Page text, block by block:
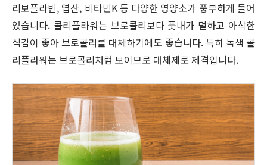
리보플라빈, 엽산, 비타민K 등 다양한 영양소가 풍부하게 들어
있습니다. 콜리플라워는 브로콜리보다 풋내가 덜하고 아삭한
식감이 좋아 브로콜리를 대체하기에도 좋습니다. 특히 녹색 콜
리플라워는 브로콜리처럼 보이므로 대체제로 제격입니다.